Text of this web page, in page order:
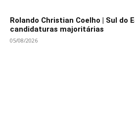
Rolando Christian Coelho | Sul do
candidaturas majoritárias
05/08/2026